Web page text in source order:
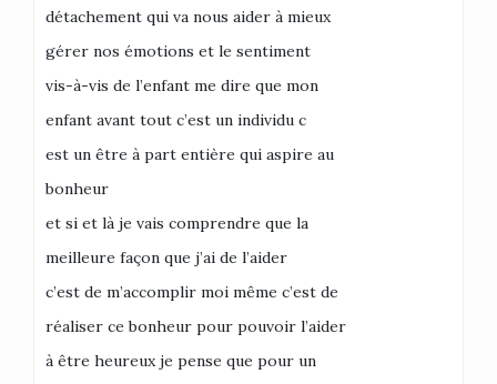
détachement qui va nous aider à mieux
gérer nos émotions et le sentiment
vis-à-vis de l’enfant me dire que mon
enfant avant tout c’est un individu c
est un être à part entière qui aspire au
bonheur
et si et là je vais comprendre que la
meilleure façon que j’ai de l’aider
c’est de m’accomplir moi même c’est de
réaliser ce bonheur pour pouvoir l’aider
à être heureux je pense que pour un